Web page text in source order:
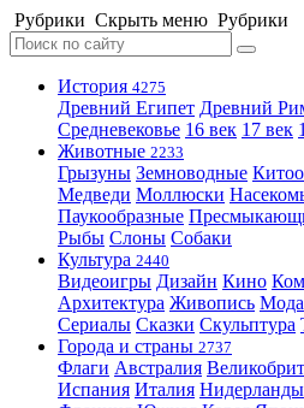
Рубрики Скрыть меню Рубрики
История 4275
Древний Египет Древний
Средневековье 16 век 17 век
Животные 2233
Грызуны Земноводные
Медведи Моллюски
Паукообразные
Рыбы Слоны Собаки
Культура 2440
Видеоигры Дизайн Кино
Архитектура Живопись Мода
Сериалы Сказки Скульптура
Города и страны 2737
Флаги Австралия
Испания Италия Нидерланды